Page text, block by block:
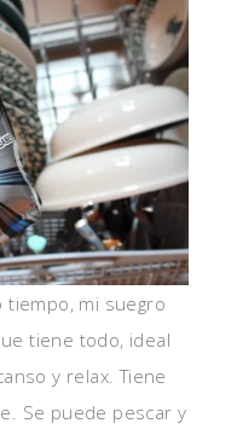
tiempo, mi suegro
tiene todo, ideal
y relax. Tiene
Se puede pescar y